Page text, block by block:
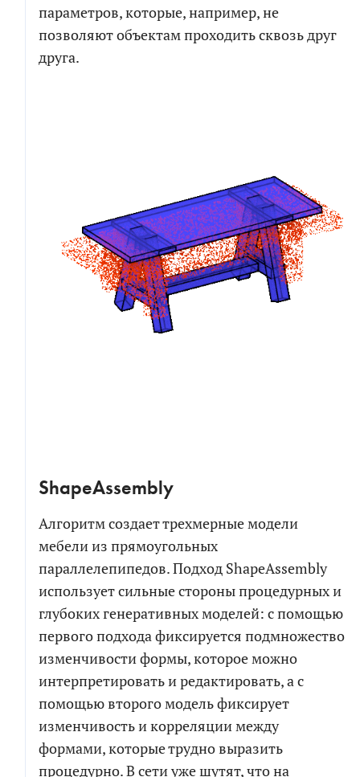
параметров, которые, например, не
позволяют объектам проходить сквозь друг
друга.
ShapeAssembly
Алгоритм создает трехмерные модели
мебели из прямоугольных
параллелепипедов. Подход ShapeAssembly
использует сильные стороны процедурных и
глубоких генеративных моделей: с помощью
первого подхода фиксируется подмножество
изменчивости формы, которое можно
интерпретировать и редактировать, а с
помощью второго модель фиксирует
изменчивость и корреляции между
формами, которые трудно выразить
процедурно. В сети уже шутят, что на